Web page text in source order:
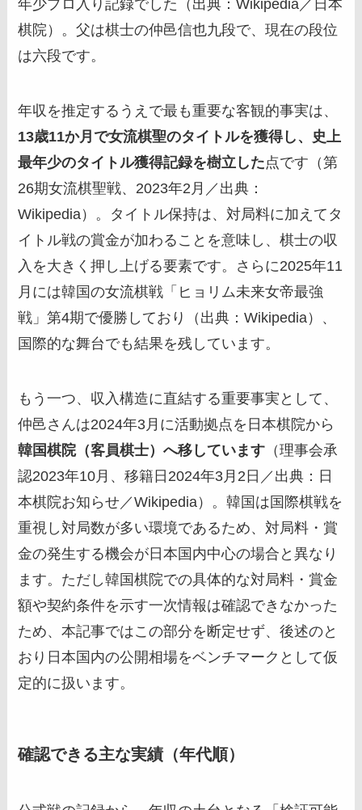
年少プロ入り記録でした（出典：Wikipedia／日本
棋院）。父は棋士の仲邑信也九段で、現在の段位
は六段です。
年収を推定するうえで最も重要な客観的事実は、
13歳11か月で女流棋聖のタイトルを獲得し、史上
最年少のタイトル獲得記録を樹立した点です（第
26期女流棋聖戦、2023年2月／出典：
Wikipedia）。タイトル保持は、対局料に加えてタ
イトル戦の賞金が加わることを意味し、棋士の収
入を大きく押し上げる要素です。さらに2025年11
月には韓国の女流棋戦「ヒョリム未来女帝最強
戦」第4期で優勝しており（出典：Wikipedia）、
国際的な舞台でも結果を残しています。
もう一つ、収入構造に直結する重要事実として、
仲邑さんは2024年3月に活動拠点を日本棋院から
韓国棋院（客員棋士）へ移しています （理事会承
認2023年10月、移籍日2024年3月2日／出典：日
本棋院お知らせ／Wikipedia）。韓国は国際棋戦を
重視し対局数が多い環境であるため、対局料・賞
金の発生する機会が日本国内中心の場合と異なり
ます。ただし韓国棋院での具体的な対局料・賞金
額や契約条件を示す一次情報は確認できなかった
ため、本記事ではこの部分を断定せず、後述のと
おり日本国内の公開相場をベンチマークとして仮
定的に扱います。
確認できる主な実績（年代順）